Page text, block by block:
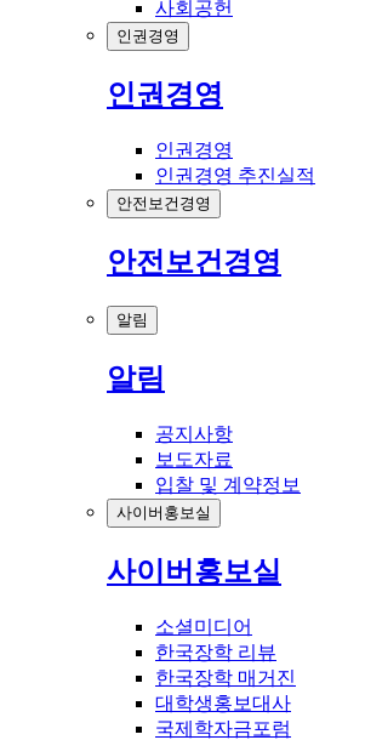
사회공헌
인권경영
인권경영
인권경영
인권경영 추진실적
안전보건경영
안전보건경영
알림
알림
공지사항
보도자료
입찰 및 계약정보
사이버홍보실
사이버홍보실
소셜미디어
한국장학 리뷰
한국장학 매거진
대학생홍보대사
국제학자금포럼